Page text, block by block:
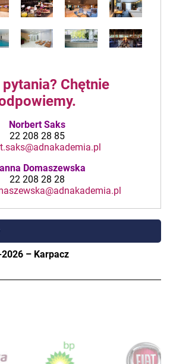
Chętnie
Norbert Saks
22 208 28 85
Domaszewska
22 208 28 28
– Karpacz